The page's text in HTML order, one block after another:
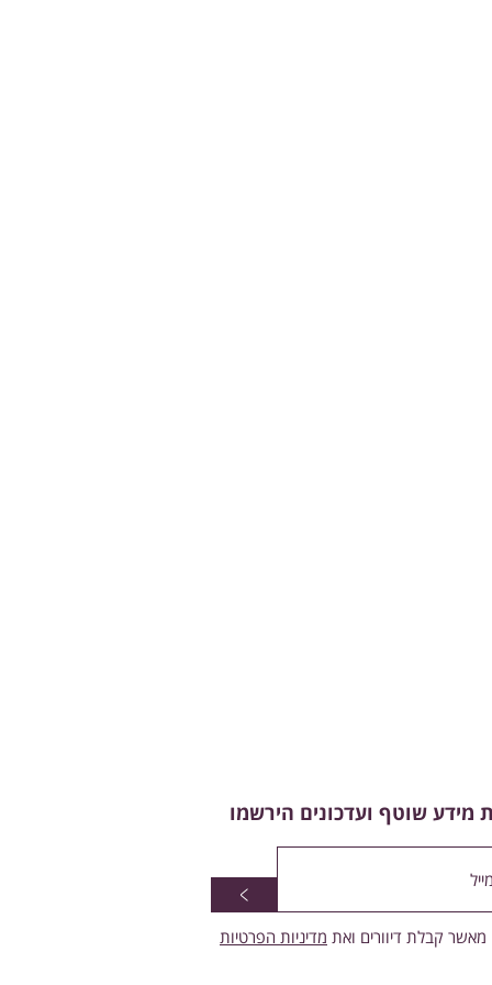
מידע שוטף ועדכונים הירשמו
>
מאשר קבלת דיוורים ואת מדיניות הפרטיות